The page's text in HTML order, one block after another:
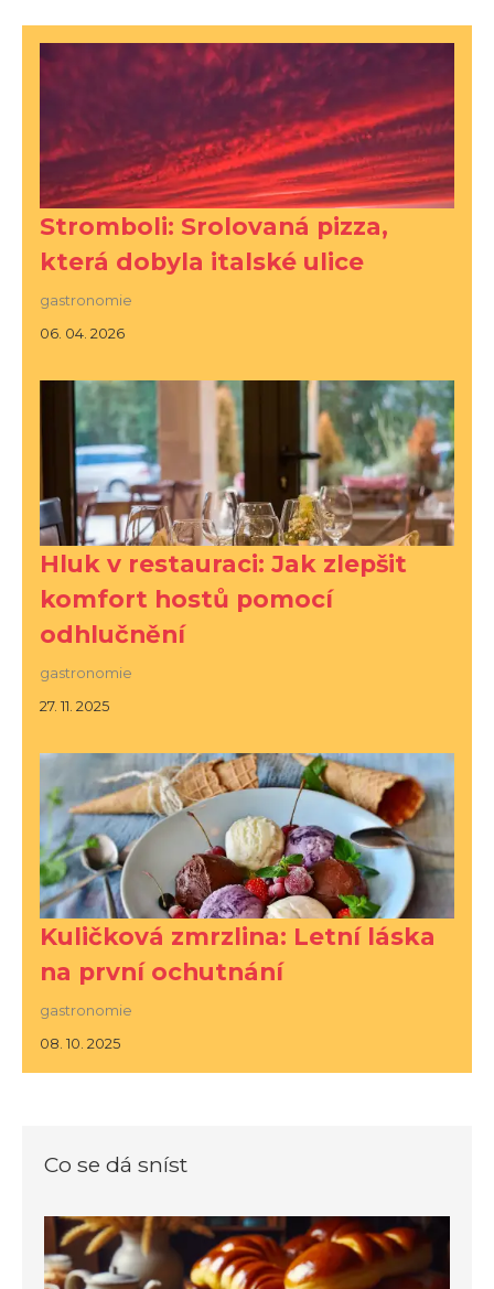
Stromboli: Srolovaná pizza,
která dobyla italské ulice
gastronomie
06. 04. 2026
Hluk v restauraci: Jak zlepšit
komfort hostů pomocí
odhlučnění
gastronomie
27. 11. 2025
Kuličková zmrzlina: Letní láska
na první ochutnání
gastronomie
08. 10. 2025
Co se dá sníst